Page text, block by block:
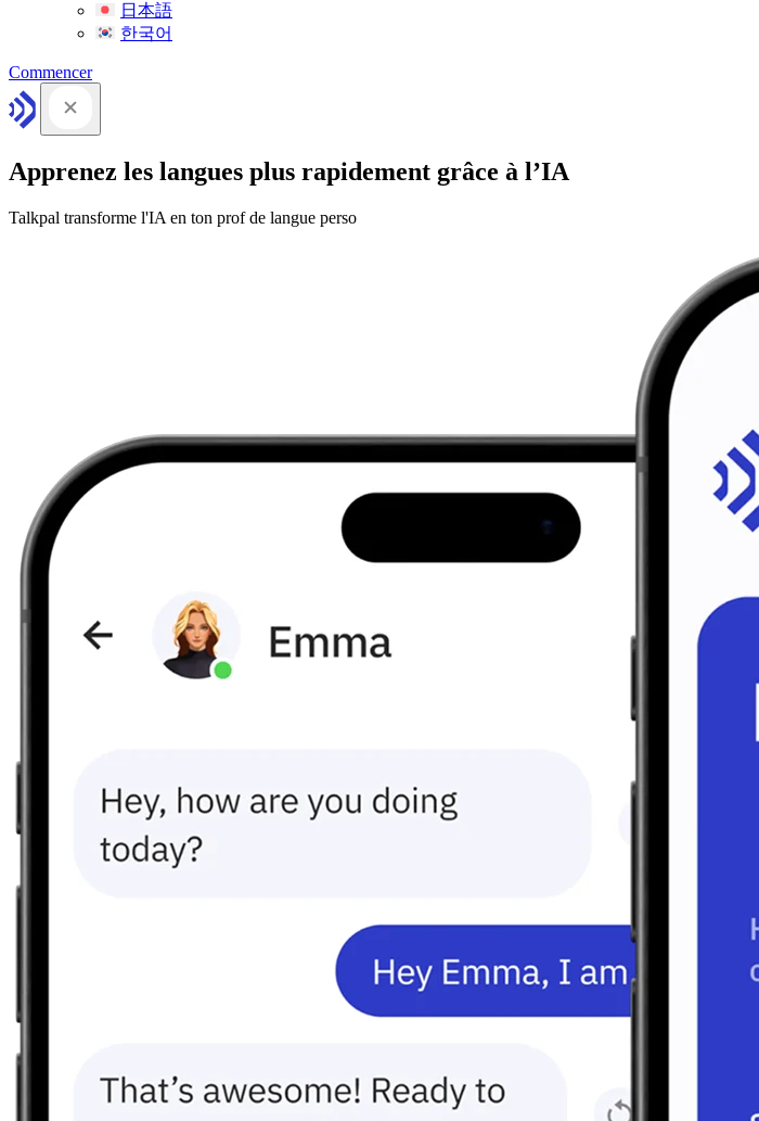
日本語
한국어
Commencer
Apprenez les langues plus rapidement grâce à l’IA
Talkpal transforme l'IA en ton prof de langue perso